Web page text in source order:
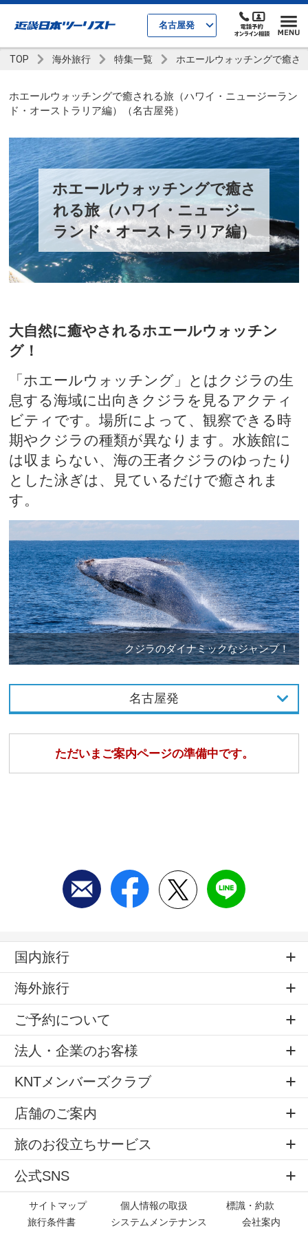
名古屋発
TOP 海外旅行 特集一覧 ホエールウォッチングで癒さ
ホエールウォッチングで癒される旅（ハワイ・ニュージーラン
ド・オーストラリア編）（名古屋発）
ホエールウォッチングで癒さ
れる旅（ハワイ・ニュージー
ランド・オーストラリア編）
大自然に癒やされるホエールウォッチン
グ！
「ホエールウォッチング」とはクジラの生
息する海域に出向きクジラを見るアクティ
ビティです。場所によって、観察できる時
期やクジラの種類が異なります。水族館に
は収まらない、海の王者クジラのゆったり
とした泳ぎは、見ているだけで癒されま
す。
クジラのダイナミックなジャンプ！
名古屋発
東京発
名古屋発
ただいまご案内ページの準備中です。
国内旅行
海外旅行
ご予約について
法人・企業のお客様
KNTメンバーズクラブ
店舗のご案内
旅のお役立ちサービス
公式SNS
サイトマップ 個人情報の取扱
標識・約款
旅行条件書
システムメンテナンス 会社案内